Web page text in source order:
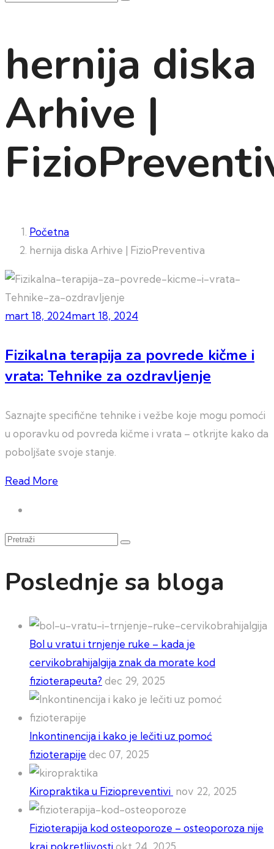
hernija diska
Arhive |
Početna
hernija diska Arhive | FizioPreventiva
mart 18, 2024mart 18, 2024
Fizikalna terapija za povrede kičme i
vrata: Tehnike za ozdravljenje
Saznajte specifične tehnike i vežbe koje mogu pomoći
u oporavku od povreda kičme i vrata – otkrijte kako da
poboljšate svoje stanje.
Read More
Pretraži
Poslednje sa bloga
Bol u vratu i trnjenje ruke – kada je
cervikobrahijalgija znak da morate kod
fizioterapeuta? dec 29, 2025
Inkontinencija i kako je lečiti uz pomoć
fizioterapije dec 07, 2025
Kiropraktika u Fiziopreventivi nov 22, 2025
Fizioterapija kod osteoporoze – osteoporoza nije